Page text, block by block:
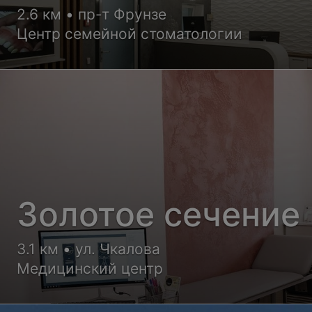
2.6 км • пр-т Фрунзе
Центр семейной стоматологии
Золотое сечение
3.1 км • ул. Чкалова
Медицинский центр